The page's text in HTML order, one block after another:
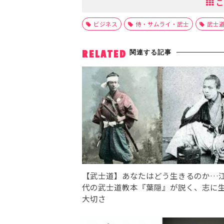
ビジネス 侍・サムライ・武士 武士道
RELATED 関連する記事
【武士道】あなたはどう生きるのか…
代の武士道教本『葉隠』が説く、志に
大切さ